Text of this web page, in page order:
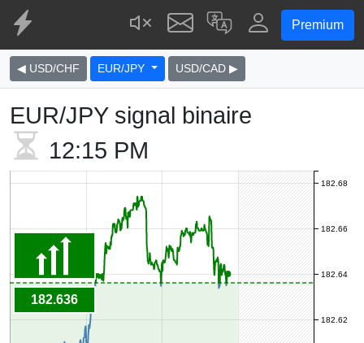
Premium
◀ USD/CHF EUR/JPY USD/CAD ▶
EUR/JPY signal binaire
12:15 PM
182.62
182.64
182.66
182.68
182.636